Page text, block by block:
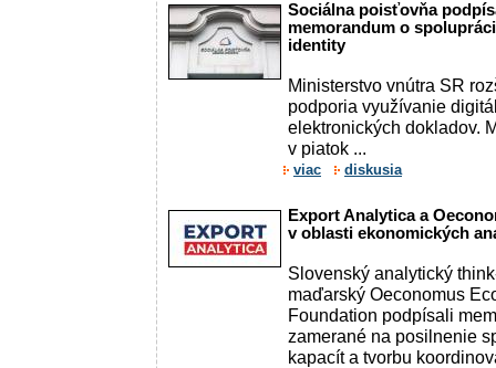
Sociálna poisťovňa
memorandum o
identity
Ministerstvo vnútra SR
podporia využívanie
elektronických dokladov.
v piatok ...
viac diskusia
Export Analytica a
v oblasti ekonomických
Slovenský analytický
maďarský Oeconomus
Foundation podpísali
zamerané na posilnenie
kapacít a tvorbu